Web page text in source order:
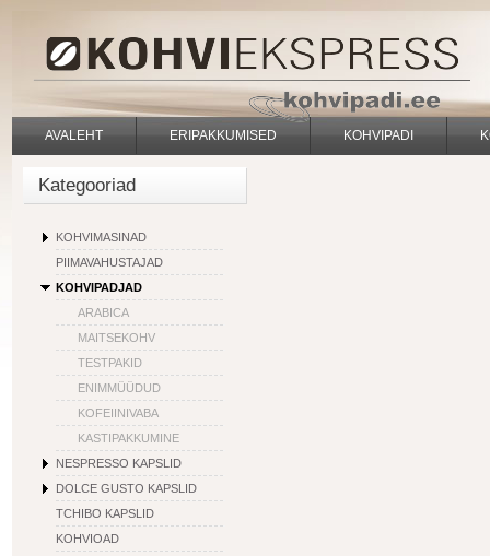
AVALEHT ERIPAKKUMISED KOHVIPADI
Kategooriad
KOHVIMASINAD
PIIMAVAHUSTAJAD
KOHVIPADJAD
ARABICA
MAITSEKOHV
TESTPAKID
ENIMMÜÜDUD
KOFEIINIVABA
KASTIPAKKUMINE
NESPRESSO KAPSLID
DOLCE GUSTO KAPSLID
TCHIBO KAPSLID
KOHVIOAD